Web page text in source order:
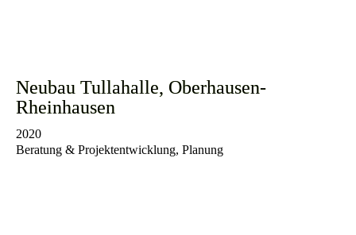
Neubau Tullahalle, Oberhausen-
Rheinhausen
2020
Beratung & Projektentwicklung, Planung